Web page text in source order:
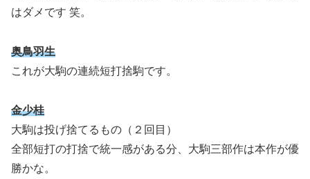
はダメです 笑。
奥鳥羽生
これが大駒の連続短打捨駒です。
金少桂
大駒は投げ捨てるもの（２回目）
全部短打の打捨で統一感がある分、大駒三部作は本作が優
勝かな。